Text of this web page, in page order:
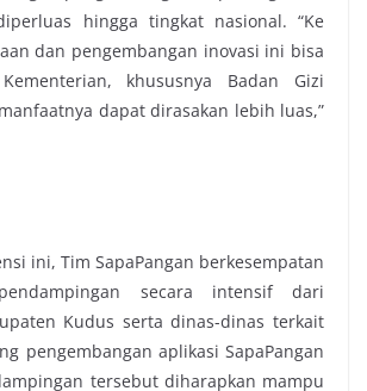
hingga tingkat nasional. “Ke
dan pengembangan inovasi ini bisa
khususnya Badan Gizi
dapat dirasakan lebih luas,”
ini, Tim SapaPangan berkesempatan
secara intensif dari
Kudus serta dinas-dinas terkait
pengembangan aplikasi SapaPangan
tersebut diharapkan mampu